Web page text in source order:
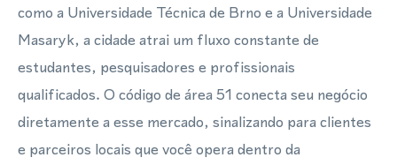
como a Universidade Técnica de Brno e a Universidade
Masaryk, a cidade atrai um fluxo constante de
estudantes, pesquisadores e profissionais
qualificados. O código de área 51 conecta seu negócio
diretamente a esse mercado, sinalizando para clientes
e parceiros locais que você opera dentro da